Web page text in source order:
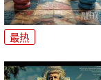
最热